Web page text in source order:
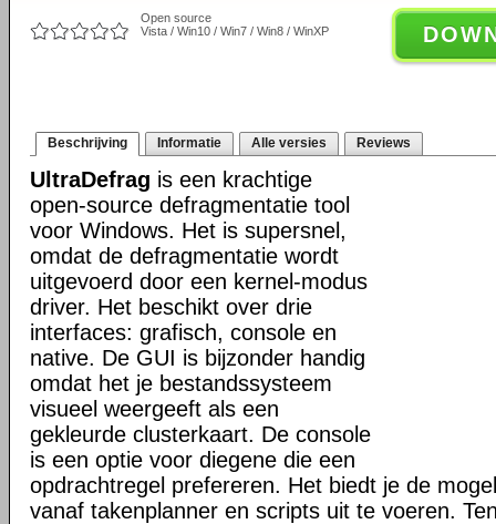
Open source
Vista / Win10 / Win7 / Win8 / WinXP
Beschrijving Informatie Alle versies Reviews
UltraDefrag is een krachtige
open-source defragmentatie tool
voor Windows. Het is supersnel,
omdat de defragmentatie wordt
uitgevoerd door een kernel-modus
driver. Het beschikt over drie
interfaces: grafisch, console en
native. De GUI is bijzonder handig
omdat het je bestandssysteem
visueel weergeeft als een
gekleurde clusterkaart. De console
is een optie voor diegene die een
opdrachtregel prefereren. Het biedt je de
vanaf takenplanner en scripts uit te voeren.